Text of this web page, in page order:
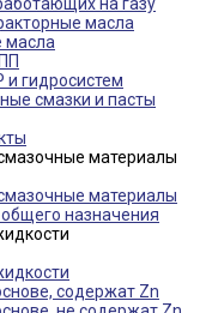
масла
масла
гидросистем
смазки и пасты
материалы
материалы
назначения
содержат Zn